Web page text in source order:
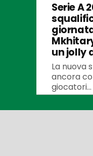
Serie A
un jolly
La nuova
ancora
giocatori...